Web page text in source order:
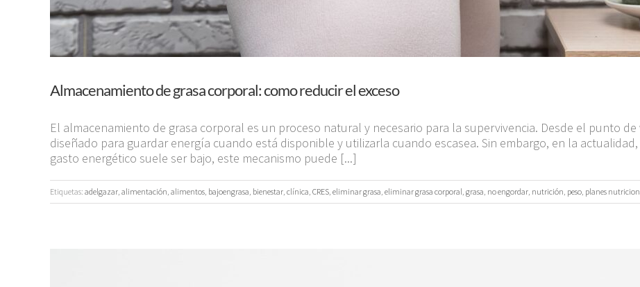
Almacenamiento de grasa corporal: como reducir el exceso
El almacenamiento de grasa corporal es un proceso natural y necesario para la supervivencia. Desde el punto
diseñado para guardar energía cuando está disponible y utilizarla cuando escasea. Sin embargo, en la
gasto energético suele ser bajo, este mecanismo puede [...]
Etiquetas: adelgazar, alimentación, alimentos, bajoengrasa, bienestar, clínica, CRES, eliminar grasa, eliminar grasa corporal, grasa, no engordar, nutrición, peso, planes